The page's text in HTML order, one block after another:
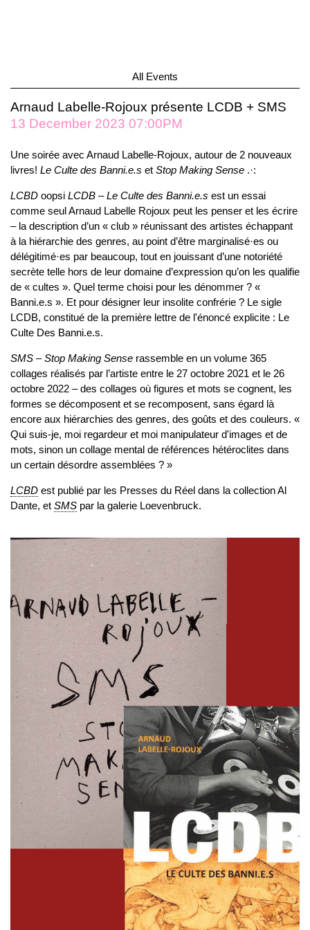
All Events
Arnaud Labelle-Rojoux présente LCDB + SMS
13 December 2023 07:00PM
Une soirée avec Arnaud Labelle-Rojoux, autour de 2 nouveaux
livres! Le Culte des Banni.e.s et Stop Making Sense .·:
LCBD oopsi LCDB – Le Culte des Banni.e.s est un essai
comme seul Arnaud Labelle Rojoux peut les penser et les écrire
– la description d’un « club » réunissant des artistes échappant
à la hiérarchie des genres, au point d’être marginalisé·es ou
délégitimé·es par beaucoup, tout en jouissant d’une notoriété
secrète telle hors de leur domaine d’expression qu’on les qualifie
de « cultes ». Quel terme choisi pour les dénommer ? «
Banni.e.s ». Et pour désigner leur insolite confrérie ? Le sigle
LCDB, constitué de la première lettre de l'énoncé explicite : Le
Culte Des Banni.e.s.
SMS – Stop Making Sense rassemble en un volume 365
collages réalisés par l’artiste entre le 27 octobre 2021 et le 26
octobre 2022 – des collages où figures et mots se cognent, les
formes se décomposent et se recomposent, sans égard là
encore aux hiérarchies des genres, des goûts et des couleurs. «
Qui suis-je, moi regardeur et moi manipulateur d'images et de
mots, sinon un collage mental de références hétéroclites dans
un certain désordre assemblées ? »
LCBD est publié par les Presses du Réel dans la collection Al
Dante, et SMS par la galerie Loevenbruck.